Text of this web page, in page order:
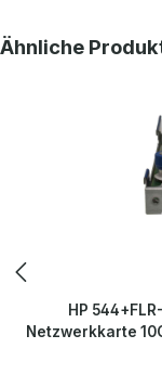
Produktgalerie
Ähnliche
HP
Netzwerkkarte